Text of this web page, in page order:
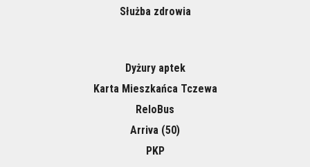
Służba zdrowia
Dyżury aptek
Karta Mieszkańca Tczewa
ReloBus
Arriva (50)
PKP